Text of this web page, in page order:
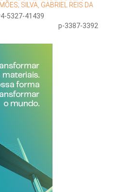
SILVA, GABRIEL REIS DA
5327-41439
p-3387-3392